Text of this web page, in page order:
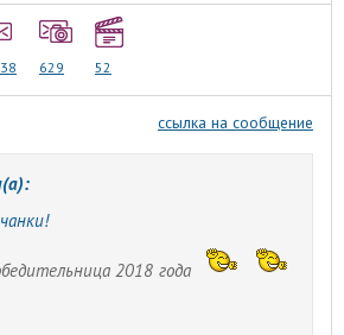
629 52
ссылка на сообщение
2018 года